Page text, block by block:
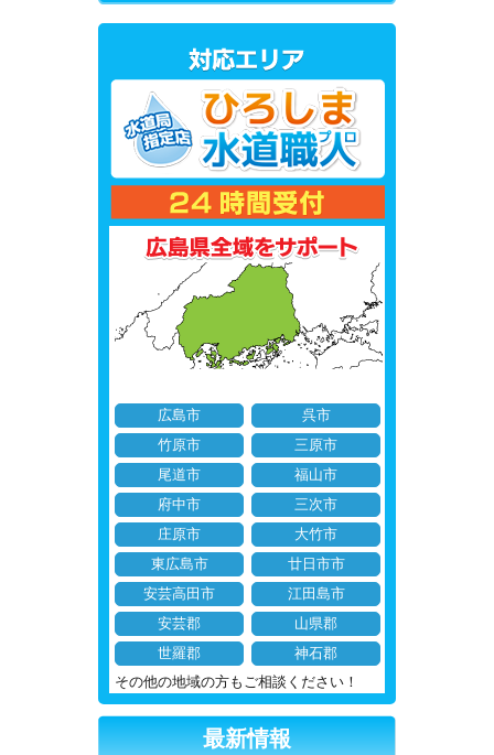
広島市
呉市
竹原市
三原市
尾道市
福山市
府中市
三次市
庄原市
大竹市
東広島市
廿日市市
安芸高田市
江田島市
安芸郡
山県郡
世羅郡
神石郡
その他の地域の方もご相談ください！
最新情報